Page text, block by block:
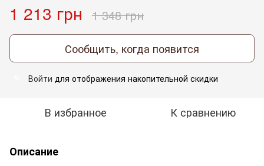
1 213 грн 1 348 грн
Сообщить, когда появится
Войти для отображения накопительной скидки
В избранное К сравнению
Описание